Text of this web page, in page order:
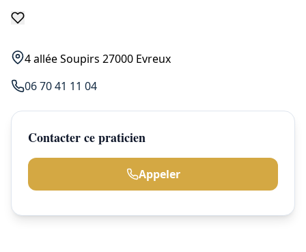
4 allée Soupirs 27000 Evreux
06 70 41 11 04
Contacter ce praticien
Appeler